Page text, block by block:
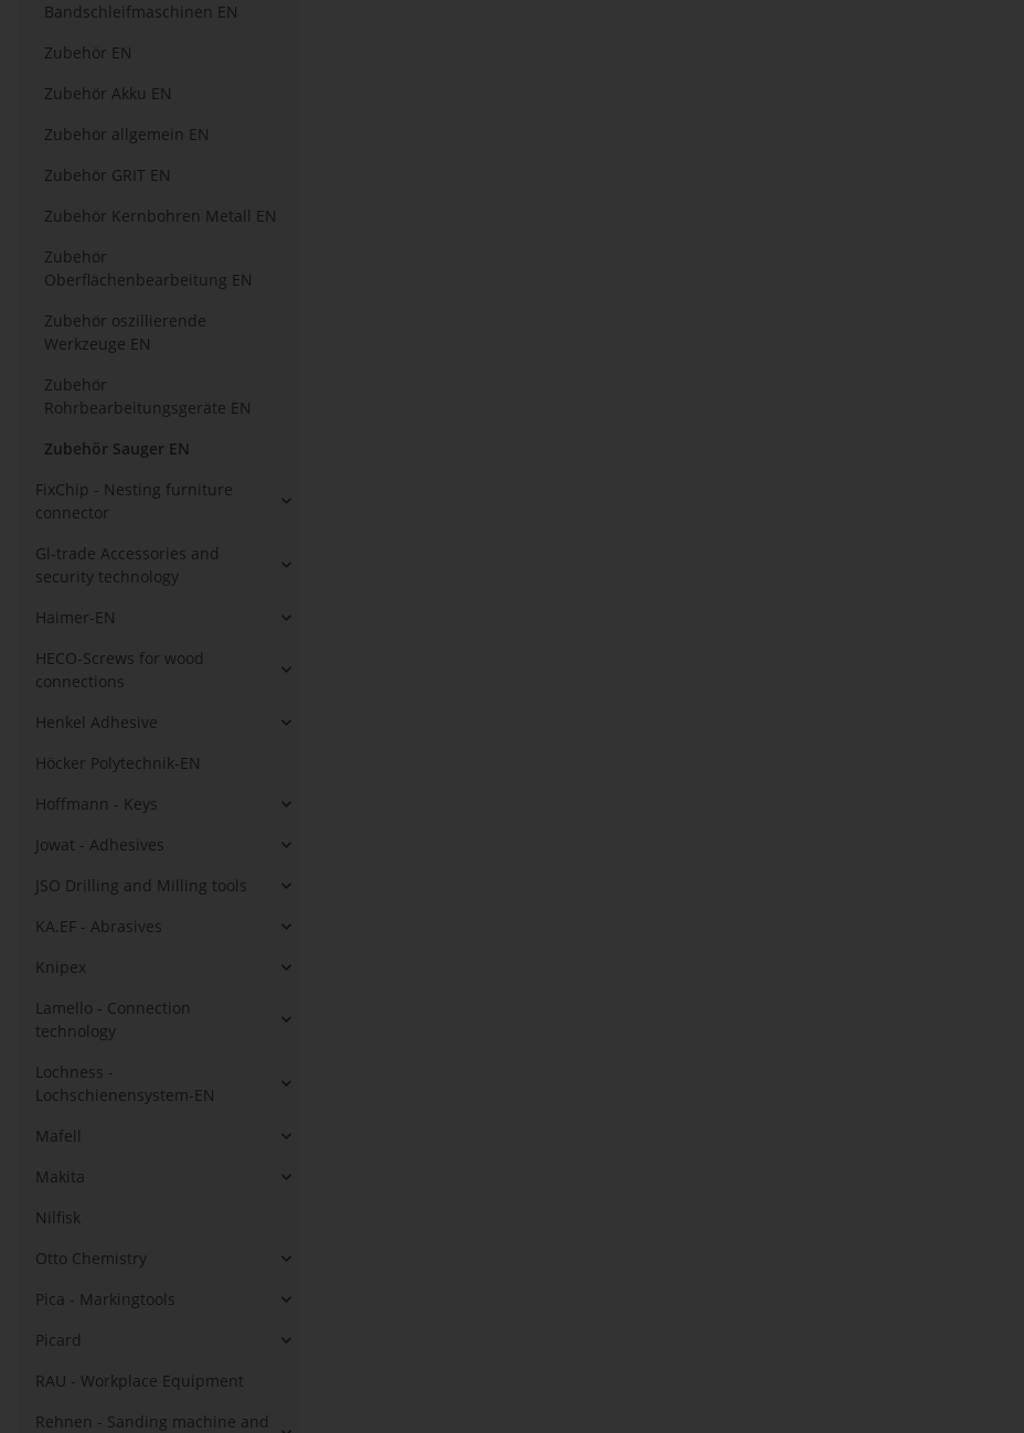
Bandschleifmaschinen EN
Zubehör EN
Zubehör Akku EN
Zubehör allgemein EN
Zubehör GRIT EN
Zubehör Kernbohren Metall EN
Zubehör
Oberflächenbearbeitung EN
Zubehör oszillierende
Werkzeuge EN
Zubehör
Rohrbearbeitungsgeräte EN
Zubehör Sauger EN
FixChip - Nesting furniture
connector
Gl-trade Accessories and
security technology
Haimer-EN
HECO-Screws for wood
connections
Henkel Adhesive
Höcker Polytechnik-EN
Hoffmann - Keys
Jowat - Adhesives
JSO Drilling and Milling tools
KA.EF - Abrasives
Knipex
Lamello - Connection
technology
Lochness -
Lochschienensystem-EN
Mafell
Makita
Nilfisk
Otto Chemistry
Pica - Markingtools
Picard
RAU - Workplace Equipment
Rehnen - Sanding machine and